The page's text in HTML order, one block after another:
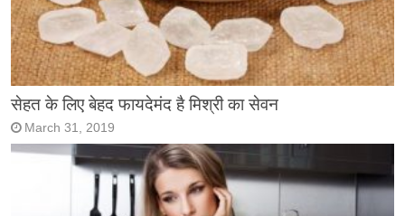
सेहत के लिए बेहद फायदेमंद है मिश्री का सेवन
March 31, 2019